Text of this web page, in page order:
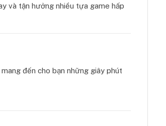
và tận hưởng nhiều tựa game hấp
đến cho bạn những giây phút